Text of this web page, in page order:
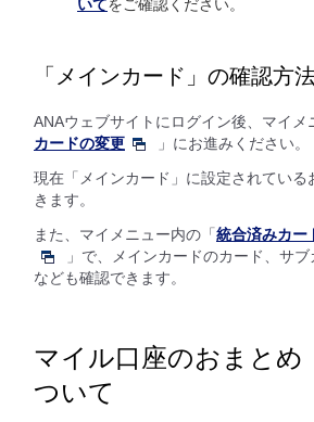
いてをご確認ください。
「メインカード」の確認方
ANAウェブサイトにログイン後、マイメ
カードの変更
」にお進みください。
現在「メインカード」に設定されている
きます。
また、マイメニュー内の「 統合済みカー
」で、メインカードのカード、サ
なども確認できます。
マイル口座のおまとめ
ついて